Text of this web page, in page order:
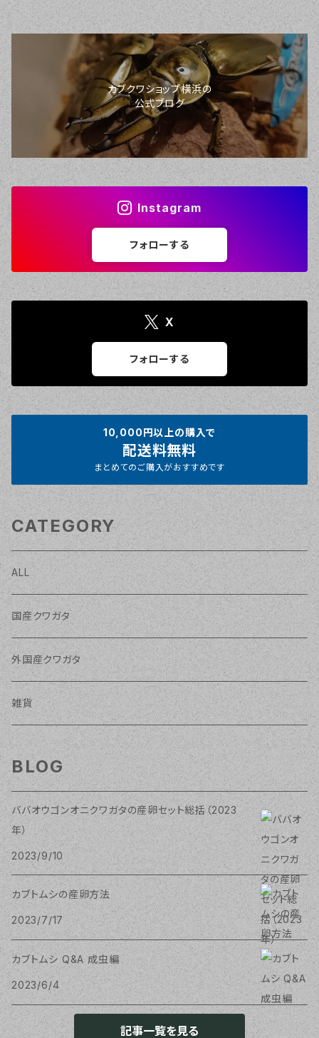
カブクワショップ横浜の
公式ブログ
Instagram
フォローする
X
フォローする
10,000円以上の購入で
配送料無料
まとめてのご購入がおすすめです
CATEGORY
ALL
国産クワガタ
外国産クワガタ
雑貨
BLOG
ババオウゴンオニクワガタの産卵セット総括（2023
年）
2023/9/10
カブトムシの産卵方法
2023/7/17
カブトムシ Q&A 成虫編
2023/6/4
記事一覧を見る